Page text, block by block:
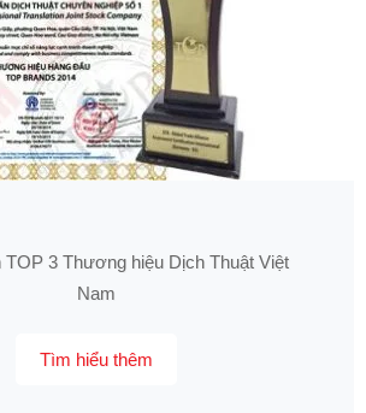
TOP 3 Thương hiệu Dịch Thuật Việt
Nam
Tìm hiểu thêm